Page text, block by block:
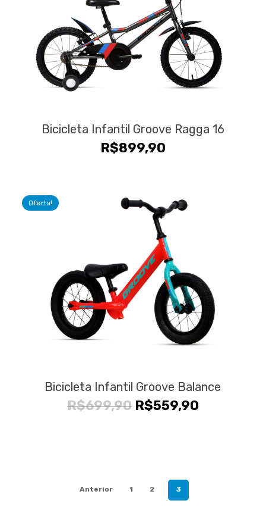
Bicicleta Infantil Groove Ragga 16
R$899,90
Oferta!
Bicicleta Infantil Groove Balance
R$699,90 O
R$559,90O
Anterior 1 2 3